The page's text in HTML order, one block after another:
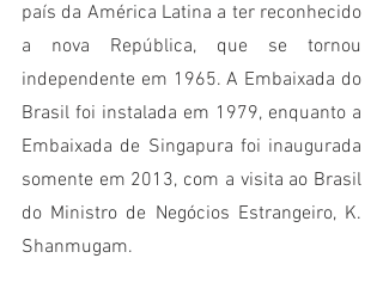
país da América Latina a ter reconhecido
a nova República, que se tornou
independente em 1965. A Embaixada do
Brasil foi instalada em 1979, enquanto a
Embaixada de Singapura foi inaugurada
somente em 2013, com a visita ao Brasil
do Ministro de Negócios Estrangeiro, K.
Shanmugam.